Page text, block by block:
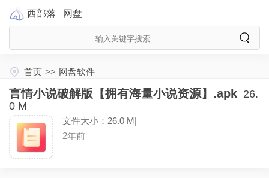
西部落 网盘
首页 >> 网盘软件
言情小说破解版【拥有海量小说资源】.apk 26.
0 M
文件大小：26.0 M|
2年前